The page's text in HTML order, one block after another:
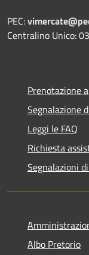
PEC:
Centralino Unico:
Prenotazione
Segnalazione
Leggi le FAQ
Richiesta
Segnalazioni
Albo Pretorio